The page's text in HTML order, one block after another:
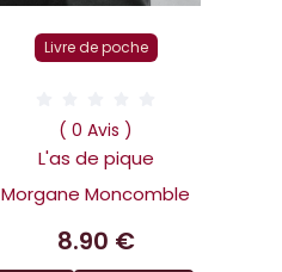
Livre de poche
( 0 Avis )
L'as de pique
Morgane Moncomble
8.90 €